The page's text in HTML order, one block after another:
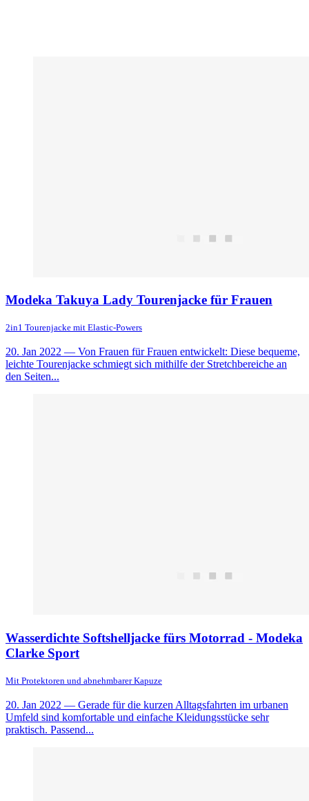
Modeka Takuya Lady Tourenjacke für Frauen
2in1 Tourenjacke mit Elastic-Powers
20. Jan 2022 — Von Frauen für Frauen entwickelt: Diese bequeme,
leichte Tourenjacke schmiegt sich mithilfe der Stretchbereiche an
den Seiten...
Wasserdichte Softshelljacke fürs Motorrad - Modeka
Clarke Sport
Mit Protektoren und abnehmbarer Kapuze
20. Jan 2022 — Gerade für die kurzen Alltagsfahrten im urbanen
Umfeld sind komfortable und einfache Kleidungsstücke sehr
praktisch. Passend...